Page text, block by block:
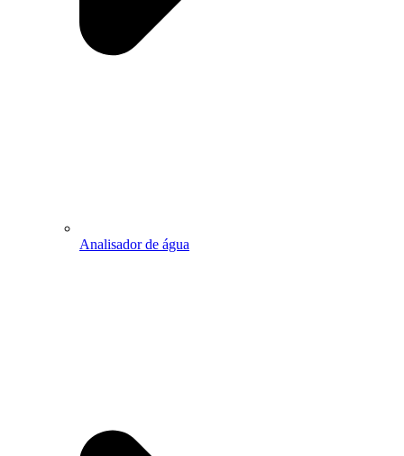
Analisador de água